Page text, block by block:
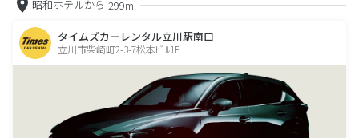
昭和ホテルから 299m
タイムズカーレンタル立川駅南口
立川市柴崎町2-3-7松本ﾋﾞﾙ1F